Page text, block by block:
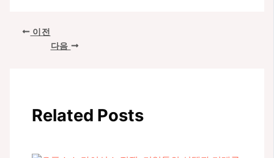
이전
다음
Related Posts